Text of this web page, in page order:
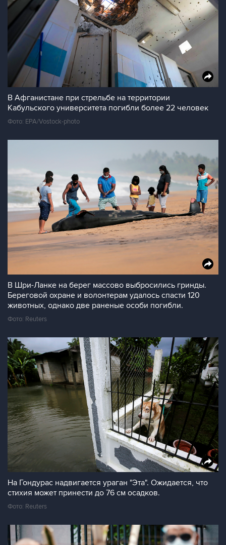
В Афганистане при стрельбе на территории
Кабульского университета погибли более 22 человек
Фото: EPA/Vostock-photo
В Шри-Ланке на берег массово выбросились гринды.
Береговой охране и волонтерам удалось спасти 120
животных, однако две раненые особи погибли.
Фото: Reuters
На Гондурас надвигается ураган "Эта". Ожидается, что
стихия может принести до 76 см осадков.
Фото: Reuters